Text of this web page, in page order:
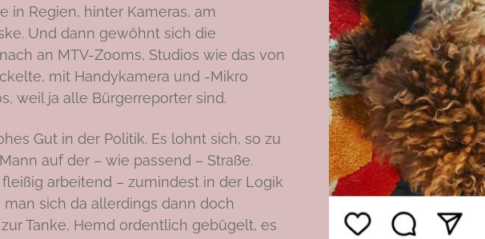
in Regien, hinter Kameras, am
Und dann gewöhnt sich die
an MTV-Zooms, Studios wie das von
mit Handykamera und -Mikro
weil ja alle Bürgerreporter sind.
Gut in der Politik. Es lohnt sich, so zu
auf der – wie passend – Straße.
arbeitend – zumindest in der Logik
man sich da allerdings dann doch
Tanke, Hemd ordentlich gebügelt, es